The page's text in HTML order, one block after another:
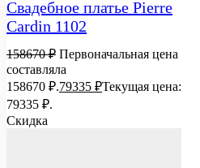
Свадебное платье Pierre
Cardin 1102
158670₽ Первоначальная цена
составляла
158670 ₽.79335 ₽Текущая цена:
79335 ₽.
Скидка